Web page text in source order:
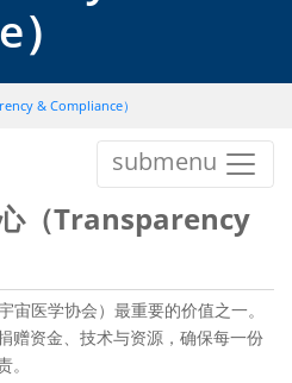
& Compliance）
submenu
（Transparency
医学协会）最重要的价值之一。
赠资金、技术与资源，确保每一份